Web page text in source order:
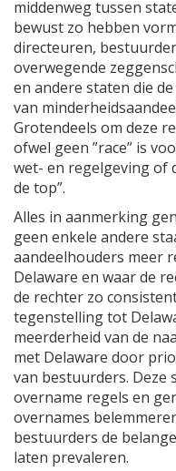
middenweg tussen
bewust zo hebben
directeuren,
overwegende
en andere staten die
van
Grotendeels om deze
ofwel geen ”race” is
wet- en regelgeving of
de top”.
Alles in aanmerking
geen enkele andere
aandeelhouders meer
Delaware en waar de
de rechter zo
tegenstelling tot
meerderheid van de
met Delaware door
van bestuurders.
overname regels en
overnames
bestuurders de
laten prevaleren.